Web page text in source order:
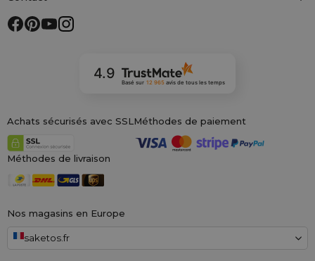
Nos magasins en Europe
saketos.fr
4.9
Basé sur 12 965avis de tous les temps
Achats sécurisés avec SSL Méthodes de paiement
Méthodes de livraison